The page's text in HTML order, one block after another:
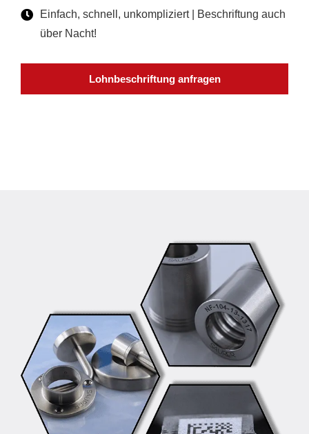
Einfach, schnell, unkompliziert | Beschriftung auch
über Nacht!
Lohnbeschriftung anfragen